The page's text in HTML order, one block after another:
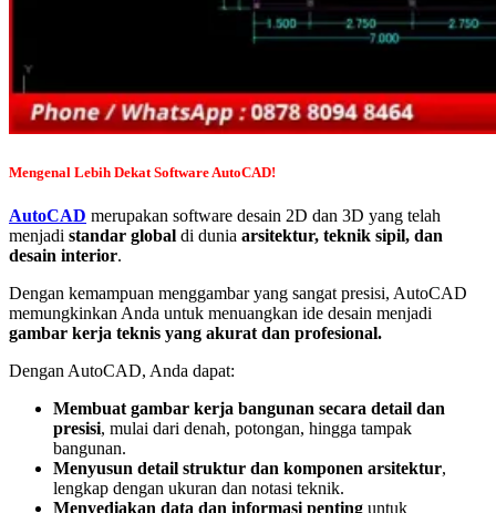
Mengenal Lebih Dekat Software AutoCAD!
AutoCAD merupakan software desain 2D dan 3D yang telah
menjadi standar global di dunia arsitektur, teknik sipil, dan
desain interior.
Dengan kemampuan menggambar yang sangat presisi, AutoCAD
memungkinkan Anda untuk menuangkan ide desain menjadi
gambar kerja teknis yang akurat dan profesional.
Dengan AutoCAD, Anda dapat:
Membuat gambar kerja bangunan secara detail dan
presisi, mulai dari denah, potongan, hingga tampak
bangunan.
Menyusun detail struktur dan komponen arsitektur,
lengkap dengan ukuran dan notasi teknik.
Menyediakan data dan informasi penting untuk